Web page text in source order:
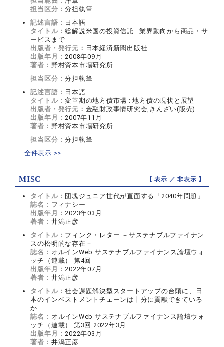
担当区分：分担執筆
記述言語： 日本語
タイトル：総解説米国の投資信託 : 業界動向から商品・サ
ービスまで
出版者・発行元： 日本経済新聞出版社
出版年月：2008年09月
著者： 野村資本市場研究所
担当区分：分担執筆
記述言語： 日本語
タイトル：変革期の地方債市場 : 地方債の現状と展望
出版者・発行元： 金融財政事情研究会,きんざい(販売)
出版年月：2007年11月
著者： 野村資本市場研究所
担当区分：分担執筆
全件表示 >>
MISC 【 表示 ／非表示 】
タイトル： 団塊ジュニア世代が直面する「2040年問題」
誌名： フィナシー
出版年月：2023年03月
著者： 井潟正彦
タイトル： フィンク・レター －サステナブルファイナン
スの松明的な存在－
誌名： オルインWeb サステナブルファイナンス論壇ウォ
ッチ（連載） 第4回
出版年月：2022年07月
著者： 井潟正彦
タイトル：社会課題解決型スタートアップの台頭に、日
本のインベストメントチェーンは十分に貢献できている
か
誌名： オルインWeb サステナブルファイナンス論壇ウォ
ッチ（連載） 第3回 2022年3月
出版年月：2022年03月
著者： 井潟正彦